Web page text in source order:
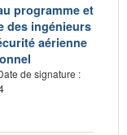
programme et
des ingénieurs
aérienne
de signature :